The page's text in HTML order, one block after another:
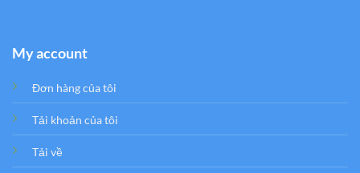
My account
Đơn hàng của tôi
Tải khoản của tôi
Tải về